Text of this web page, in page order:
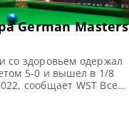
German Masters
со здоровьем одержал
5-0 и вышел в 1/8
сообщает WST Все
2022 Результаты,